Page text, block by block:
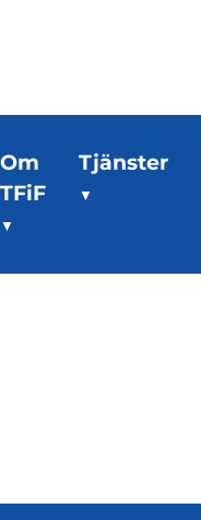
Om
TFiF
Tjänster